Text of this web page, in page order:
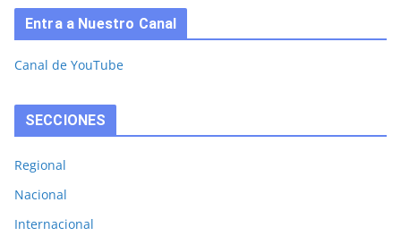
Entra a Nuestro Canal
Canal de YouTube
SECCIONES
Regional
Nacional
Internacional